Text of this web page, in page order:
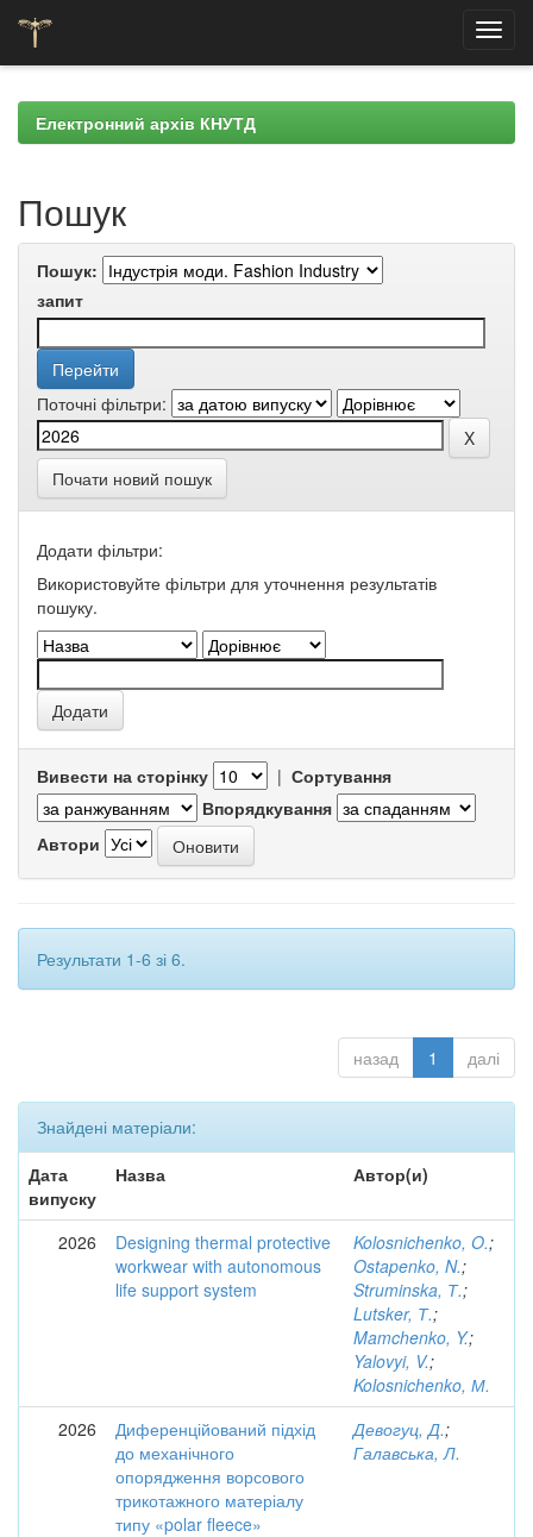
navigationЕлектронний архів КНУТД
Пошук
Пошук:
запит
Поточні фільтри:
Почати новий пошук
Додати фільтри:
Використовуйте фільтри для уточнення результатів
пошуку.
Вивести на сторінку | Сортування
Впорядкування
Автори
Результати 1-6 зі 6.
назад 1 далі
Знайдені матеріали:
Дата
випуску
Назва Автор(и)
2026
Designing thermal protective
workwear with autonomous
life support system
Kolosnichenko, O.;
Ostapenko, N.;
Struminska, Т.;
Lutsker, Т.;
Mamchenko, Y.;
Yalovyi, V.;
Kolosnichenko, М.
2026
Диференційований підхід
до механічного
опорядження ворсового
трикотажного матеріалу
типу «polar fleece»
Девогуц, Д.;
Галавська, Л.